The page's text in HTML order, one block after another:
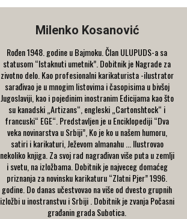
Milenko Kosanović
Rođen 1948. godine u Bajmoku. Član ULUPUDS-a sa
statusom “Istaknuti umetnik”. Dobitnik je Nagrade za
zivotno delo. Kao profesionalni karikaturista -ilustrator
sarađivao je u mnogim listovima i časopisima u bivšoj
Jugoslaviji, kao i pojedinim inostranim Edicijama kao što
su kanadski „Artizans“, engleski „Cartonshtock“ i
francuski“ EGE“. Predstavljen je u Enciklopediji “Dva
veka novinarstva u Srbiji”, Ko je ko u našem humoru,
satiri i karikaturi, Ježevom almanahu ... Ilustrovao
nekoliko knjiga. Za svoj rad nagrađivan više puta u zemlji
i svetu, na izložbama. Dobitnik je najveceg domaćeg
priznanja za novinsku karikaturu “Zlatni Pjer” 1996.
godine. Do danas učestvovao na više od dvesto grupnih
izložbi u inostranstvu i Srbiji . Dobitnik je zvanja Počasni
građanin grada Subotica.